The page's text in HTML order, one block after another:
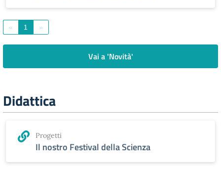
« 1 »
Vai a 'Novità'
Didattica
Progetti
Il nostro Festival della Scienza